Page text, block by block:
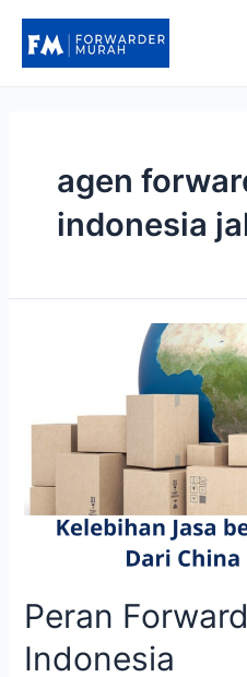
konten
agen
indonesia
Peran
Indonesia